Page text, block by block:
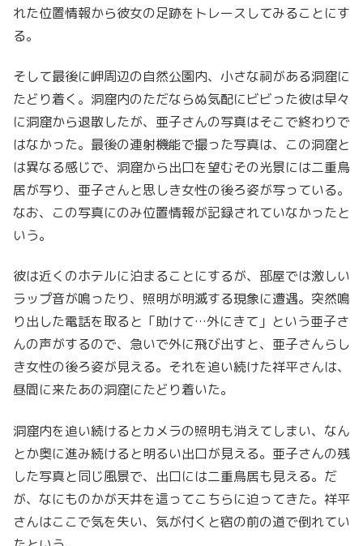
れた位置情報から彼女の足跡をトレースしてみることにす
る。
そして最後に岬周辺の自然公園内、小さな祠がある洞窟に
たどり着く。洞窟内のただならぬ気配にビビった彼は早々
に洞窟から退散したが、亜子さんの写真はそこで終わりで
はなかった。最後の連射機能で撮った写真は、この洞窟と
は異なる感じで、洞窟から出口を望むその光景には二重鳥
居が写り、亜子さんと思しき女性の後ろ姿が写っている。
なお、この写真にのみ位置情報が記録されていなかったと
いう。
彼は近くのホテルに泊まることにするが、部屋では激しい
ラップ音が鳴ったり、照明が明滅する現象に遭遇。突然鳴
り出した電話を取ると「助けて…外にきて」という亜子さ
んの声がするので、急いで外に飛び出すと、亜子さんらし
き女性の後ろ姿が見える。それを追い続けた祥平さんは、
昼間に来たあの洞窟にたどり着いた。
洞窟内を追い続けるとカメラの照明も消えてしまい、なん
とか奥に進み続けると明るい出口が見える。亜子さんの残
した写真と同じ風景で、出口には二重鳥居も見える。だ
が、なにものかが天井を這ってこちらに迫ってきた。祥平
さんはここで気を失い、気が付くと宿の前の道で倒れてい